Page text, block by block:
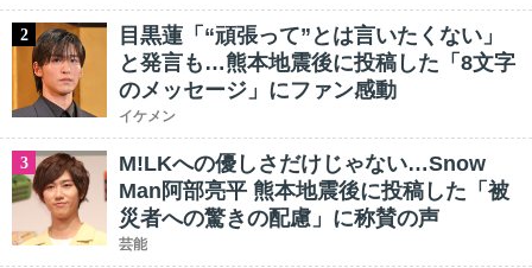
2
目黒蓮「“頑張って”とは言いたくない」
と発言も…熊本地震後に投稿した「8文字
のメッセージ」にファン感動
イケメン
3
M!LKへの優しさだけじゃない…Snow
Man阿部亮平 熊本地震後に投稿した「被
災者への驚きの配慮」に称賛の声
芸能